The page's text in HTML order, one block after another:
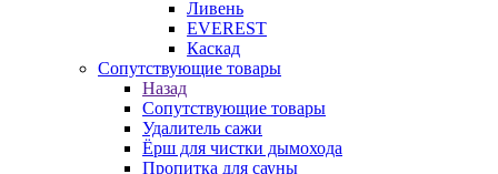
Ливень
EVEREST
Каскад
Сопутствующие товары
Назад
Сопутствующие товары
Удалитель сажи
Ёрш для чистки дымохода
Пропитка для сауны